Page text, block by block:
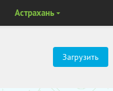
Загрузить
Астрахань